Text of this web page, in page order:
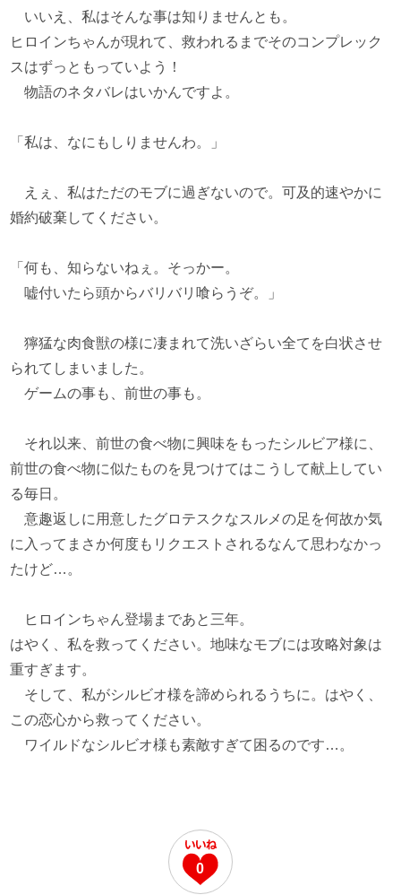
いいえ、私はそんな事は知りませんとも。
ヒロインちゃんが現れて、救われるまでそのコンプレック
スはずっともっていよう！
物語のネタバレはいかんですよ。
「私は、なにもしりませんわ。」
えぇ、私はただのモブに過ぎないので。可及的速やかに
婚約破棄してください。
「何も、知らないねぇ。そっかー。
嘘付いたら頭からバリバリ喰らうぞ。」
獰猛な肉食獣の様に凄まれて洗いざらい全てを白状させ
られてしまいました。
ゲームの事も、前世の事も。
それ以来、前世の食べ物に興味をもったシルビア様に、
前世の食べ物に似たものを見つけてはこうして献上してい
る毎日。
意趣返しに用意したグロテスクなスルメの足を何故か気
に入ってまさか何度もリクエストされるなんて思わなかっ
たけど…。
ヒロインちゃん登場まであと三年。
はやく、私を救ってください。地味なモブには攻略対象は
重すぎます。
そして、私がシルビオ様を諦められるうちに。はやく、
この恋心から救ってください。
ワイルドなシルビオ様も素敵すぎて困るのです…。
0